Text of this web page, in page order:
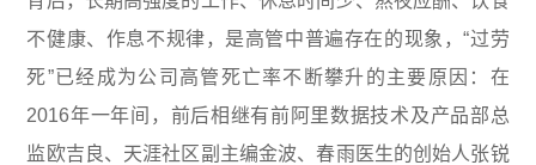
不健康、作息不规律，是高管中普遍存在的现象，“过劳
死”已经成为公司高管死亡率不断攀升的主要原因：在
2016年一年间，前后相继有前阿里数据技术及产品部总
监欧吉良、天涯社区副主编金波、春雨医生的创始人张锐